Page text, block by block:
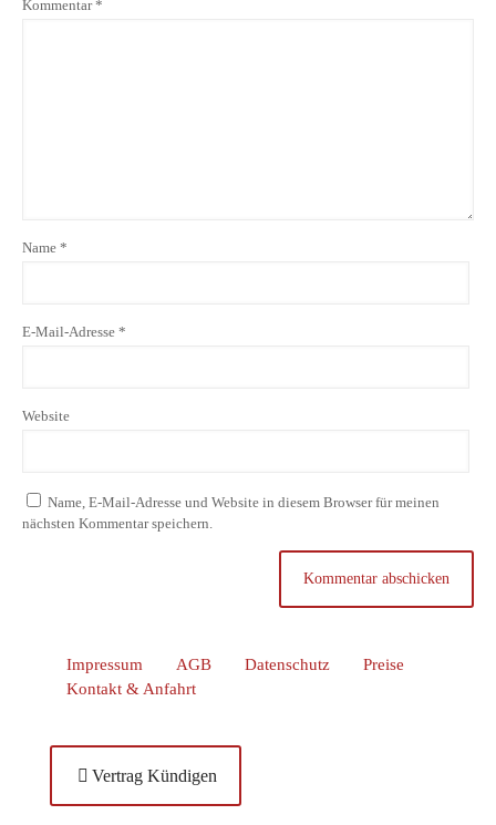
Kommentar*
Name *
E-Mail-Adresse *
Website
Name, E-Mail-Adresse und Website in diesem Browser für meinen
nächsten Kommentar speichern.
Impressum AGB Datenschutz
Preise
Kontakt & Anfahrt
Vertrag Kündigen